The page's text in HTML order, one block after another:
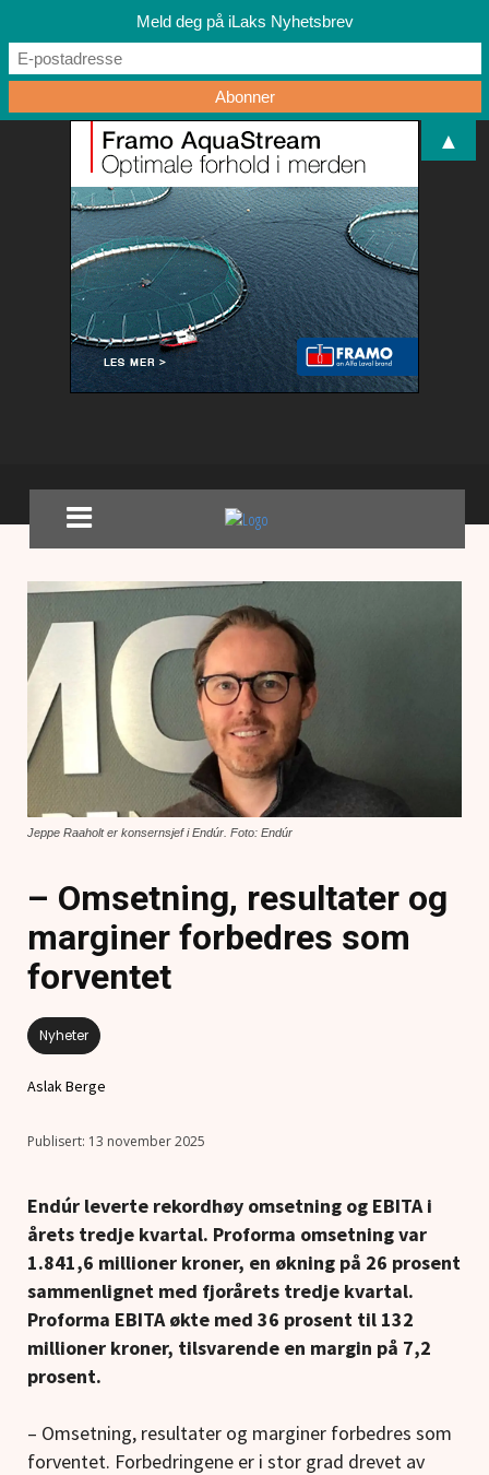
Jeppe Raaholt er konsernsjef i Endúr. Foto: Endúr
– Omsetning, resultater og
marginer forbedres som
forventet
Nyheter
Aslak Berge
13 november 2025
Endúr leverte rekordhøy omsetning og EBITA i
årets tredje kvartal. Proforma omsetning var
1.841,6 millioner kroner, en økning på 26 prosent
sammenlignet med fjorårets tredje kvartal.
Proforma EBITA økte med 36 prosent til 132
millioner kroner, tilsvarende en margin på 7,2
prosent.
– Omsetning, resultater og marginer forbedres som
forventet. Forbedringene er i stor grad drevet av
Meld deg på iLaks Nyhetsbrev
▲